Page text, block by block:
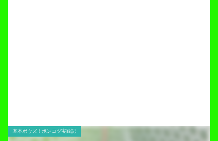
基本ボウズ！ポンコツ実践記